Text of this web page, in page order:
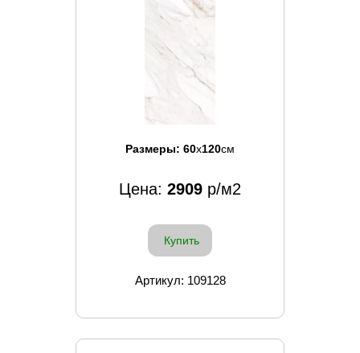
Размеры: 60x120см
Цена: 2909 р/м2
Купить
Артикул: 109128